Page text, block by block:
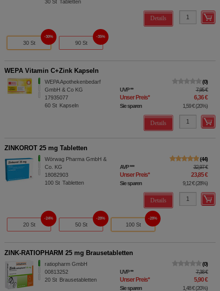
30 St Tabletten
Details
30 St
30%
90 St
35%
WEPA Vitamin C+Zink Kapseln
WEPA Apothekenbedarf
GmbH & Co KG
17935077
60 St Kapseln
0
UVP** 7,95 €
Unser Preis* 6,36 €
Sie sparen 1,59 €(20%)
Details
ZINKOROT 25 mg Tabletten
Wörwag Pharma GmbH &
Co. KG
18082903
100 St Tabletten
44
AVP*** 32,97 €
Unser Preis* 23,85 €
Sie sparen 9,12 €(28%)
Details
20 St
24%
50 St
28%
100 St
28%
ZINK-RATIOPHARM 25 mg Brausetabletten
ratiopharm GmbH
00813252
20 St Brausetabletten
0
UVP** 7,38 €
Unser Preis* 5,90 €
Sie sparen 1,48 €(20%)